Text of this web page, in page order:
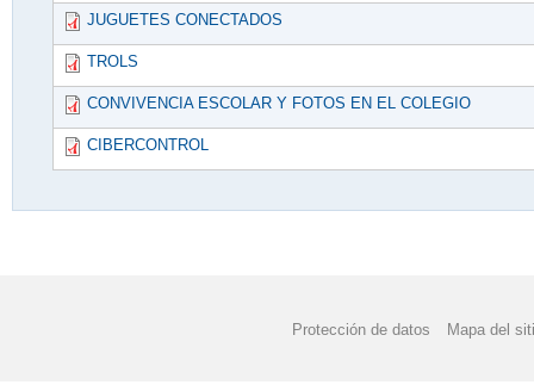
JUGUETES CONECTADOS
TROLS
CONVIVENCIA ESCOLAR Y FOTOS EN EL COLEGIO
CIBERCONTROL
Protección de datos Mapa del